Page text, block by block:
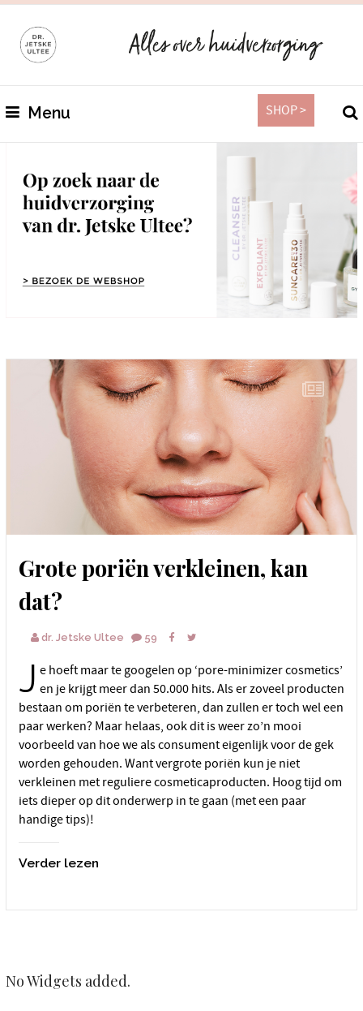
Menu SHOP >
Grote poriën verkleinen, kan
dat?
dr. Jetske Ultee 59
J e hoeft maar te googelen op ‘pore-minimizer cosmetics’
en je krijgt meer dan 50.000 hits. Als er zoveel producten
bestaan om poriën te verbeteren, dan zullen er toch wel een
paar werken? Maar helaas, ook dit is weer zo’n mooi
voorbeeld van hoe we als consument eigenlijk voor de gek
worden gehouden. Want vergrote poriën kun je niet
verkleinen met reguliere cosmeticaproducten. Hoog tijd om
iets dieper op dit onderwerp in te gaan (met een paar
handige tips)!
Verder lezen
No Widgets added.